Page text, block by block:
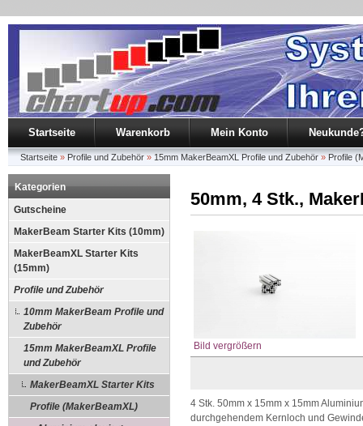
Startseite Warenkorb Mein Konto
Startseite » Profile und Zubehör » 15mm MakerBeamXL Profile und Zubehör » Profile
Kategorien
Gutscheine
MakerBeam Starter Kits (10mm)
MakerBeamXL Starter Kits
(15mm)
Profile und Zubehör
10mm MakerBeam Profile und
Zubehör
15mm MakerBeamXL Profile
und Zubehör
MakerBeamXL Starter Kits
Profile (MakerBeamXL)
50mm, 4 Stk.,
Bild vergrößern
4 Stk. 50mm x 15mm x 15mm
durchgehendem Kernloch und